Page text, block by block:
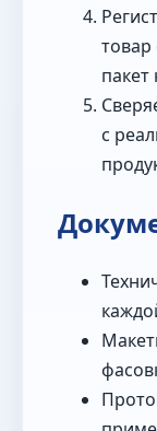
пакет
с